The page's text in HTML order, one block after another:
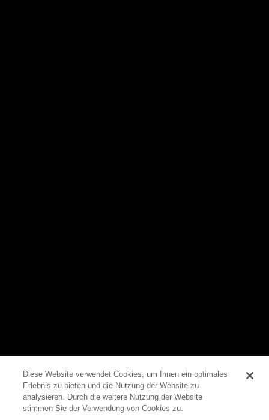
Sammelschienensysteme
Sammelschienensystem
Diese Website verwendet Cookies, um Ihnen ein optimales
Erlebnis zu bieten und die Nutzung der Website zu
analysieren. Durch die weitere Nutzung der Website
stimmen Sie der Verwendung von Cookies zu.